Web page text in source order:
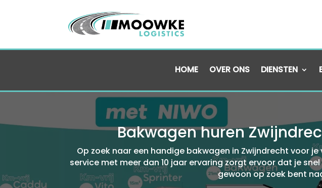
HOME OVER ONS DIENSTEN
Bakwagen huren
Op zoek naar een handige bakwagen in Zwijndrecht voor
service met meer dan 10 jaar ervaring zorgt ervoor dat je
gewoon op zoek bent